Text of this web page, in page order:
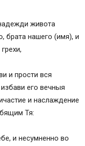
живота
брата нашего (имя), и
и прости вся
его вечныя
и наслаждение
Тя:
и несумненно во